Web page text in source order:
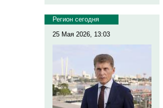
Регион сегодня
25 Мая 2026, 13:03